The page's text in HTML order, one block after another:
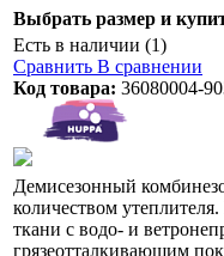
Выбрать размер и
Есть в наличии (1)
Сравнить В сравнении
Код товара: 36080004-
Демисезонный
количеством
ткани с водо- и
грязеотталкивающим